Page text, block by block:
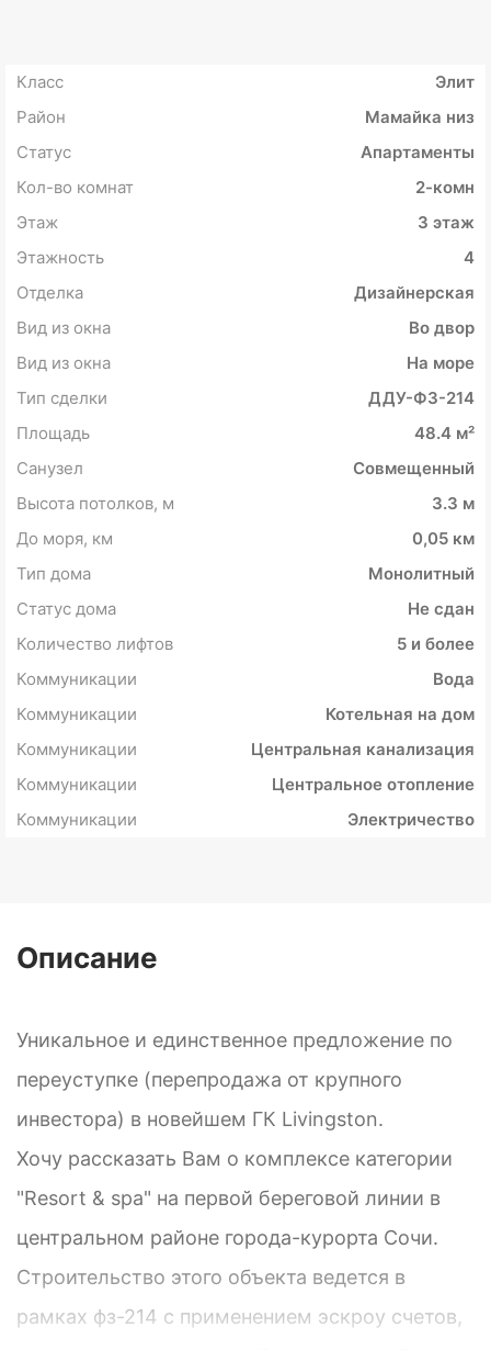
Класс
Элит
Район
Мамайка низ
Статус
Апартаменты
Кол-во комнат
2-комн
Этаж
3 этаж
Этажность
4
Отделка
Дизайнерская
Вид из окна
Во двор
Вид из окна
На море
Тип сделки
ДДУ-ФЗ-214
Площадь
48.4 м²
Санузел
Совмещенный
Высота потолков, м
3.3 м
До моря, км
0,05 км
Тип дома
Монолитный
Статус дома
Не сдан
Количество лифтов
5 и более
Коммуникации
Вода
Коммуникации
Котельная на дом
Коммуникации
Центральная канализация
Коммуникации
Центральное отопление
Коммуникации
Электричество
Описание
Уникальное и единственное предложение по
переуступке (перепродажа от крупного
инвестора) в новейшем ГК Livingston.
Хочу рассказать Вам о комплексе категории
"Resort & spa" на первой береговой линии в
центральном районе города-курорта Сочи.
Строительство этого объекта ведется в
рамках фз-214 с применением эскроу счетов,